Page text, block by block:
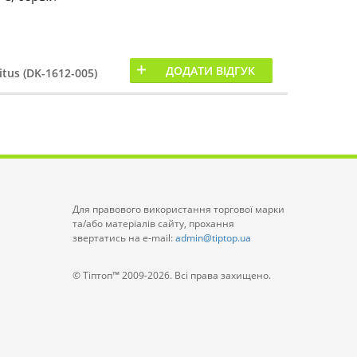
ДОДАТИ ВІДГУК
(DK-1612-005)
Для правового використання торгової марки
та/або матеріалів сайту, прохання
звертатись на e-mail:admin@tiptop.ua
© Тіптоп™ 2009-2026. Всі права захищено.